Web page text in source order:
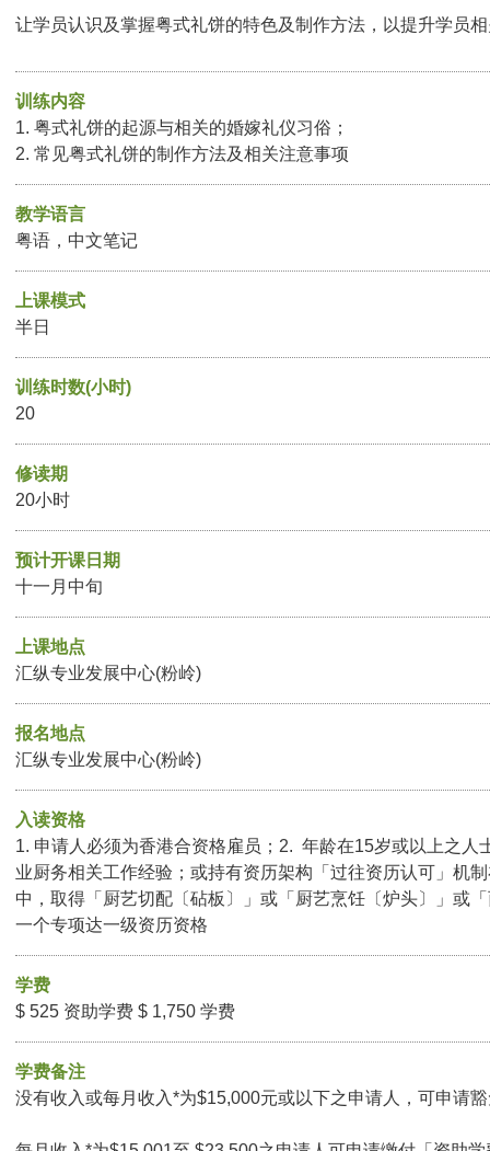
让学员认识及掌握粤式礼饼的特色及制作方法，以提升学员
训练内容
1. 粤式礼饼的起源与相关的婚嫁礼仪习俗；
2. 常见粤式礼饼的制作方法及相关注意事项
教学语言
粤语，中文笔记
上课模式
半日
训练时数(小时)
20
修读期
20小时
预计开课日期
十一月中旬
上课地点
汇纵专业发展中心(粉岭)
报名地点
汇纵专业发展中心(粉岭)
入读资格
1. 申请人必须为香港合资格雇员；2. 年龄在15岁或以上之人
业厨务相关工作经验；或持有资历架构「过往资历认可」机
中，取得「厨艺切配〔砧板〕」或「厨艺烹饪〔炉头〕」或
一个专项达一级资历资格
学费
$ 525 资助学费 $ 1,750 学费
学费备注
没有收入或每月收入*为$15,000元或以下之申请人，可申请